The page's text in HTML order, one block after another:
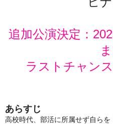
追加公演決定：
ラストチャン
あらすじ
高校時代、部活に所属せず自ら